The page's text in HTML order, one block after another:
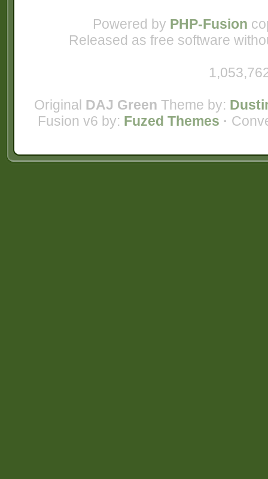
Powered by PHP-Fusion
Released as free software
Original DAJ Green Theme by:
Fusion v6 by: Fuzed Themes ·